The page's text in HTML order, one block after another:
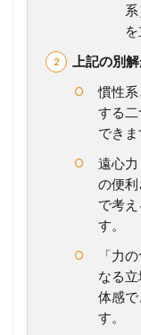
面
で
の
円
動
発
展
例
1
8
円
上記の別
慣性
する
できま
遠心
の便利
で考
す。
「力
なる
体感
す。